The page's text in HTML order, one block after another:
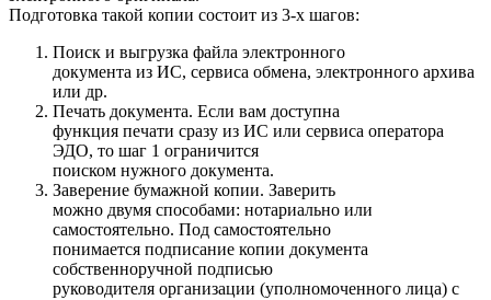
Подготовка такой копии состоит из 3-х шагов:
Поиск и выгрузка файла электронного
документа из ИС, сервиса обмена, электронного архива
или др.
Печать документа. Если вам доступна
функция печати сразу из ИС или сервиса оператора
ЭДО, то шаг 1 ограничится
поиском нужного документа.
Заверение бумажной копии. Заверить
можно двумя способами: нотариально или
самостоятельно. Под самостоятельно
понимается подписание копии документа
собственноручной подписью
руководителя организации (уполномоченного лица) с